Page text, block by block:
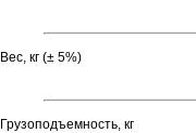
Вес, кг (± 5%)
Грузоподъемность, кг